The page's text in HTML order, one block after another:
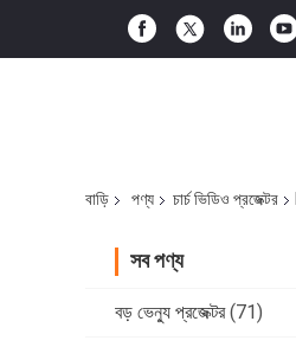
বাড়ি পণ্য চার্চ ভিডিও প্রজেক্টর
সব পণ্য
বড় ভেন্যু প্রজেক্টর (71)